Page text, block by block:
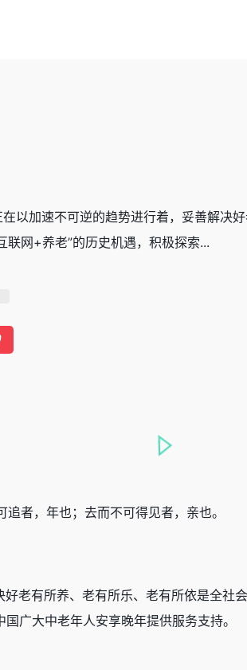
以加速不可逆的趋势进行着，妥善解决
联网+养老”的历史机遇，积极探索...
者，年也；去而不可得见者，亲也。
老有所养、老有所乐、老有所依是全社
广大中老年人安享晚年提供服务支持。